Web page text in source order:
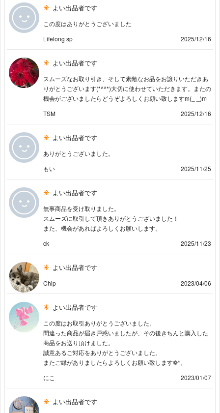
よい出品者です
この度はありがとうございました
Lifelong sp
2025/12/16
よい出品者です
スムーズなお取り引き、そして素敵なお品をお譲りいただきあ
りがとうございます(*^^*)大切に使わせていただきます。またの
機会がございましたらどうぞよろしくお願い致しますm(_ _)m
TSM
2025/12/16
よい出品者です
ありがとうございました。
もい
2025/11/25
よい出品者です
無事商品を受け取りました。
スムーズに取引して頂きありがとうございました！
また、機会があればよろしくお願いします。
ck
2025/11/23
よい出品者です
Chip 2023/04/06
よい出品者です
この度はお取引ありがとうございました。
間違った商品が届き戸惑いましたが、その後きちんと購入した
商品をお送り頂けました。
誠意あるご対応をありがとうございました。
またご縁がありましたらよろしくお願い致します❁*。
にこ
2023/01/07
よい出品者です